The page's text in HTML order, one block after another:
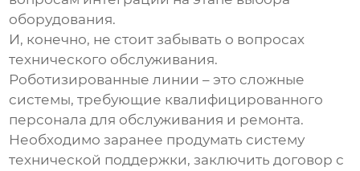
оборудования.
И, конечно, не стоит забывать о вопросах
технического обслуживания.
Роботизированные линии – это сложные
системы, требующие квалифицированного
персонала для обслуживания и ремонта.
Необходимо заранее продумать систему
технической поддержки, заключить договор с